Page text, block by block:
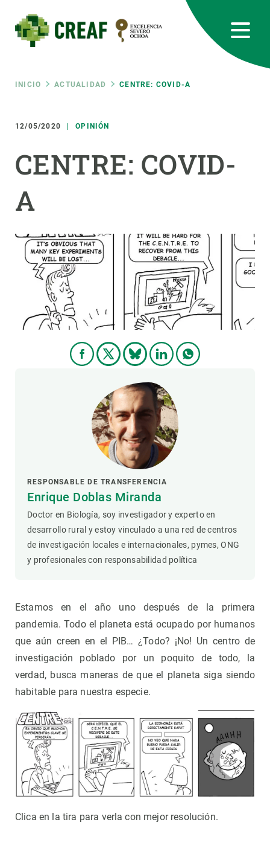
contenido
principal
Ruta
de
navegación
INICIO ACTUALIDAD CENTRE: COVID-A
12/05/2020 OPINIÓN
CENTRE: COVID-
A
RESPONSABLE DE TRANSFERENCIA
Enrique Doblas Miranda
Doctor en Biología, soy investigador y experto en
desarrollo rural y estoy vinculado a una red de centros
de investigación locales e internacionales, pymes, ONG
y profesionales con responsabilidad política
Estamos en el año uno después de la primera
pandemia. Todo el planeta está ocupado por humanos
que aún creen en el PIB… ¿Todo? ¡No! Un centro de
investigación poblado por un poquito de todo, la
verdad, busca maneras de que el planeta siga siendo
habitable para nuestra especie.
Clica en la tira para verla con mejor resolución.
RRSS
Featured
responsive
Responsive
menu
INVESTIGACIÓN
CIENCIA EN ACCIÓN
ÚNETE A NOSOTROS
PARTICIPA
NOTICIAS Y AGENDA